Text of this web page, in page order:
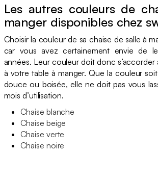
Les autres couleurs de
manger disponibles chez
Choisir la couleur de sa chaise de salle à
car vous avez certainement envie de
années. Leur couleur doit donc
à votre table à manger. Que la couleur
douce ou boisée, elle ne doit pas vous
mois d’utilisation.
Chaise blanche
Chaise beige
Chaise verte
Chaise noire